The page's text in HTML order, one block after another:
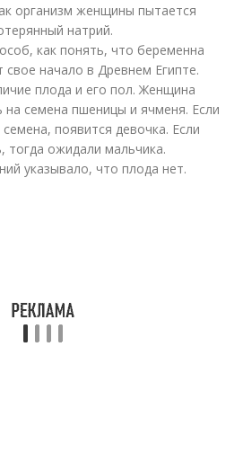
организм женщины пытается
натрий.
как понять, что беременна
свое начало в Древнем Египте.
плода и его пол. Женщина
на семена пшеницы и ячменя. Если
появится девочка. Если
тогда ожидали мальчика.
указывало, что плода нет.